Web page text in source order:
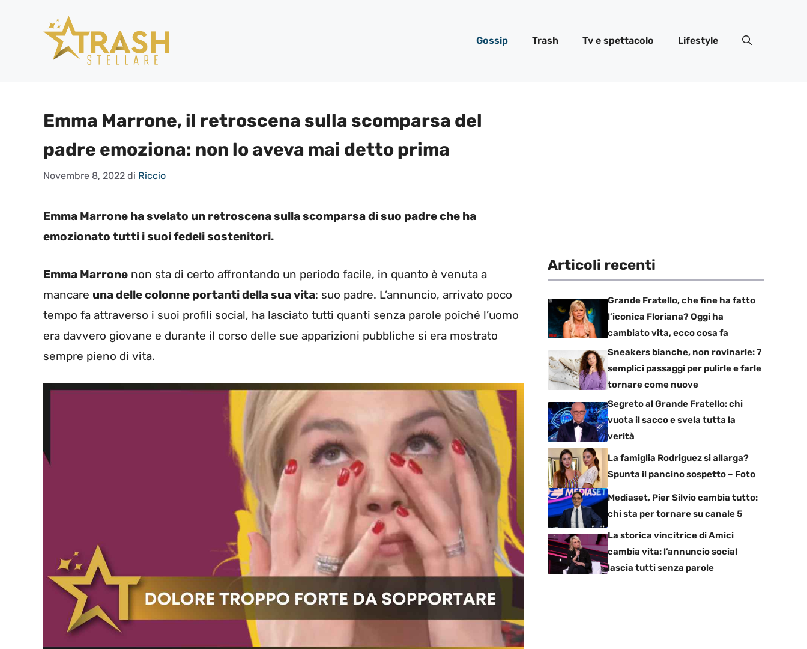
Gossip Trash Tv e spettacolo Lifestyle
Emma Marrone, il retroscena sulla scomparsa del
padre emoziona: non lo aveva mai detto prima
Novembre 8, 2022 di Riccio
Emma Marrone ha svelato un retroscena sulla scomparsa di suo padre che ha
emozionato tutti i suoi fedeli sostenitori.
Emma Marrone non sta di certo affrontando un periodo facile, in quanto è venuta a
mancare una delle colonne portanti della sua vita: suo padre. L’annuncio, arrivato poco
tempo fa attraverso i suoi profili social, ha lasciato tutti quanti senza parole poiché l’uomo
era davvero giovane e durante il corso delle sue apparizioni pubbliche si era mostrato
sempre pieno di vita.
Articoli recenti
Grande Fratello, che fine ha fatto
l’iconica Floriana? Oggi ha
cambiato vita, ecco cosa fa
Sneakers bianche, non rovinarle: 7
semplici passaggi per pulirle e farle
tornare come nuove
Segreto al Grande Fratello: chi
vuota il sacco e svela tutta la
verità
La famiglia Rodriguez si allarga?
Spunta il pancino sospetto – Foto
Mediaset, Pier Silvio cambia tutto:
chi sta per tornare su canale 5
La storica vincitrice di Amici
cambia vita: l’annuncio social
lascia tutti senza parole